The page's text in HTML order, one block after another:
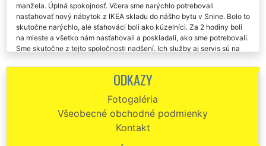
manžela. Úplná spokojnosť. Včera sme narýchlo potrebovali
nasťahovať nový nábytok z IKEA skladu do nášho bytu v Snine. Bolo to
skutočne narýchlo, ale sťahováci boli ako kúzelníci. Za 2 hodiny boli
na mieste a všetko nám nasťahovali a poskladali, ako sme potrebovali.
Sme skutočne z tejto spoločnosti nadšení. Ich služby aj servis sú na
Pri sťahovaní zo Sniny som využil sťahovacie služby tejto
tejto spoločnosti Extra odporúčať aj svojim známym.
Plne kvalitná a spoľahlivá sťahovacia spoločnosť zo Sniny.
ODKAZY
Fotogaléria
Všeobecné obchodné podmienky
Kontakt